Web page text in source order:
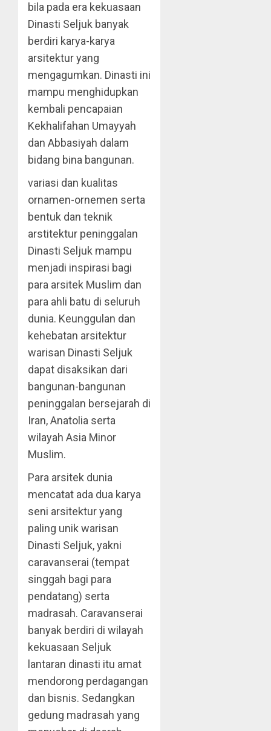
bila pada era kekuasaan
Dinasti Seljuk banyak
berdiri karya-karya
arsitektur yang
mengagumkan. Dinasti ini
mampu menghidupkan
kembali pencapaian
Kekhalifahan Umayyah
dan Abbasiyah dalam
bidang bina bangunan.
variasi dan kualitas
ornamen-ornemen serta
bentuk dan teknik
arstitektur peninggalan
Dinasti Seljuk mampu
menjadi inspirasi bagi
para arsitek Muslim dan
para ahli batu di seluruh
dunia. Keunggulan dan
kehebatan arsitektur
warisan Dinasti Seljuk
dapat disaksikan dari
bangunan-bangunan
peninggalan bersejarah di
Iran, Anatolia serta
wilayah Asia Minor
Muslim.
Para arsitek dunia
mencatat ada dua karya
seni arsitektur yang
paling unik warisan
Dinasti Seljuk, yakni
caravanserai (tempat
singgah bagi para
pendatang) serta
madrasah. Caravanserai
banyak berdiri di wilayah
kekuasaan Seljuk
lantaran dinasti itu amat
mendorong perdagangan
dan bisnis. Sedangkan
gedung madrasah yang